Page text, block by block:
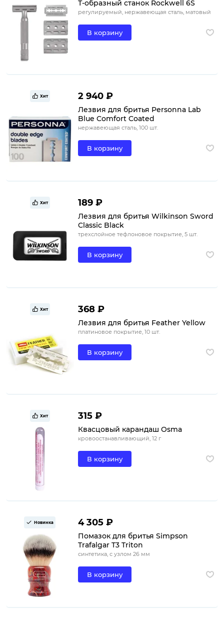
Т-образный станок Rockwell 6S
регулируемый, нержавеющая сталь, матовый
В корзину
Хит 2 940 ₽
Лезвия для бритья Personna Lab
Blue Comfort Coated
нержавеющая сталь, 100 шт.
В корзину
Хит 189 ₽
Лезвия для бритья Wilkinson Sword
Classic Black
трехслойное тефлоновое покрытие, 5 шт.
В корзину
Хит 368 ₽
Лезвия для бритья Feather Yellow
платиновое покрытие, 10 шт.
В корзину
Хит 315 ₽
Квасцовый карандаш Osma
кровоостанавливающий, 12 г
В корзину
Новинка 4 305 ₽
Помазок для бритья Simpson
Trafalgar T3 Triton
синтетика, с узлом 26 мм
В корзину